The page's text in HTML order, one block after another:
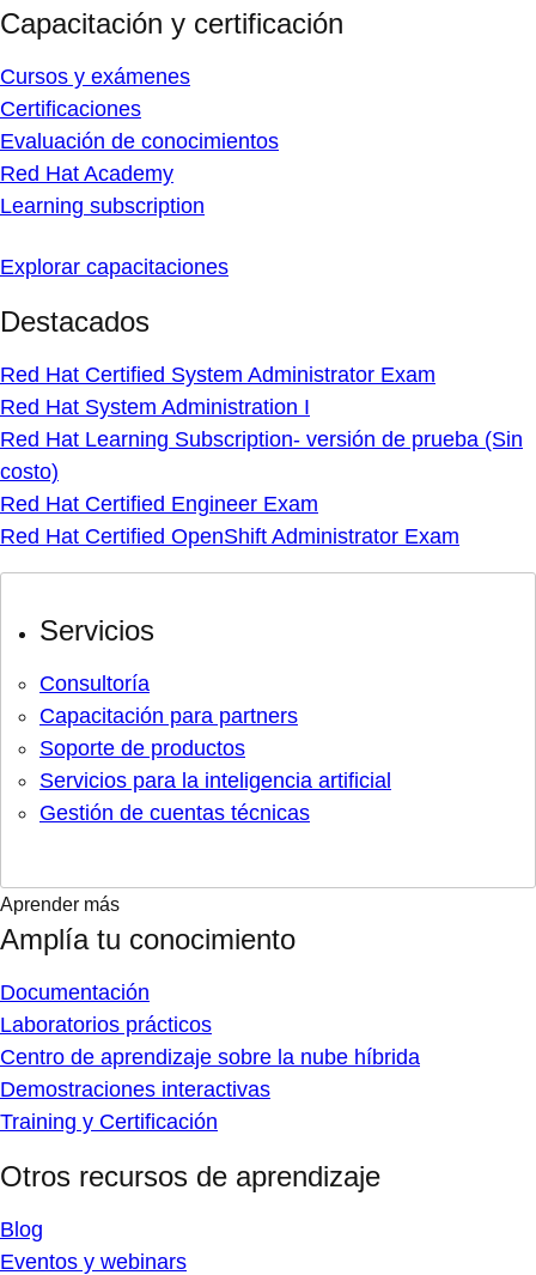
Capacitación y certificación
Cursos y exámenes
Certificaciones
Evaluación de conocimientos
Red Hat Academy
Learning subscription
Explorar capacitaciones
Destacados
Red Hat Certified System Administrator Exam
Red Hat System Administration I
Red Hat Learning Subscription- versión de prueba (Sin
costo)
Red Hat Certified Engineer Exam
Red Hat Certified OpenShift Administrator Exam
Servicios
Consultoría
Capacitación para partners
Soporte de productos
Servicios para la inteligencia artificial
Gestión de cuentas técnicas
Aprender más
Amplía tu conocimiento
Documentación
Laboratorios prácticos
Centro de aprendizaje sobre la nube híbrida
Demostraciones interactivas
Training y Certificación
Otros recursos de aprendizaje
Blog
Eventos y webinars